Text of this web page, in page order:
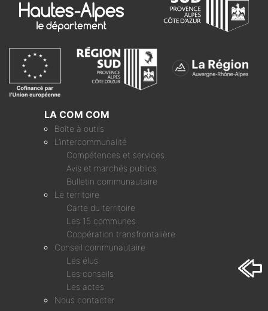
LA COM COM
Boîte à outils
L’intercommunalité
Compétences et services
Avis et marchés publics
Bulletin communautaire
Le territoire
Carte du territoire
Les 15 communes
Coopération transfrontalière
Conseil communautaire
Les élus
Les conseils
Les actes
Nous contacter